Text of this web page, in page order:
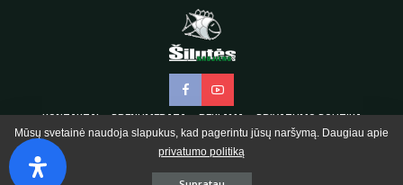
KONTAKTAI PRENUMERATA REKLAMA PRIVATUMO POLITIKA
© 2020 Šilutės naujienos.
Mūsų svetainė naudoja slapukus, kad pagerintu jūsų naršymą. Daugiau apie
privatumo politiką